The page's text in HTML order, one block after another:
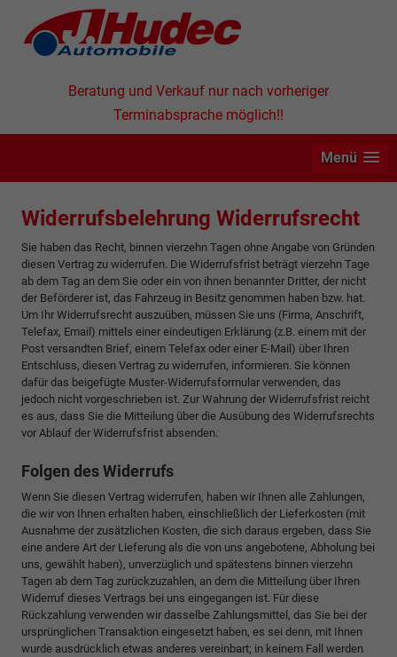
Beratung und Verkauf nur nach vorheriger
Terminabsprache möglich!!
Menü
Widerrufsbelehrung Widerrufsrecht
Sie haben das Recht, binnen vierzehn Tagen ohne Angabe von Gründen
diesen Vertrag zu widerrufen. Die Widerrufsfrist beträgt vierzehn Tage
ab dem Tag an dem Sie oder ein von ihnen benannter Dritter, der nicht
der Beförderer ist, das Fahrzeug in Besitz genommen haben bzw. hat.
Um Ihr Widerrufsrecht auszuüben, müssen Sie uns (Firma, Anschrift,
Telefax, Email) mittels einer eindeutigen Erklärung (z.B. einem mit der
Post versandten Brief, einem Telefax oder einer E-Mail) über Ihren
Entschluss, diesen Vertrag zu widerrufen, informieren. Sie können
dafür das beigefügte Muster-Widerrufsformular verwenden, das
jedoch nicht vorgeschrieben ist. Zur Wahrung der Widerrufsfrist reicht
es aus, dass Sie die Mitteilung über die Ausübung des Widerrufsrechts
vor Ablauf der Widerrufsfrist absenden.
Folgen des Widerrufs
Wenn Sie diesen Vertrag widerrufen, haben wir Ihnen alle Zahlungen,
die wir von Ihnen erhalten haben, einschließlich der Lieferkosten (mit
Ausnahme der zusätzlichen Kosten, die sich daraus ergeben, dass Sie
eine andere Art der Lieferung als die von uns angebotene, Abholung bei
uns, gewählt haben), unverzüglich und spätestens binnen vierzehn
Tagen ab dem Tag zurückzuzahlen, an dem die Mitteilung über Ihren
Widerruf dieses Vertrags bei uns eingegangen ist. Für diese
Rückzahlung verwenden wir dasselbe Zahlungsmittel, das Sie bei der
ursprünglichen Transaktion eingesetzt haben, es sei denn, mit Ihnen
wurde ausdrücklich etwas anderes vereinbart; in keinem Fall werden